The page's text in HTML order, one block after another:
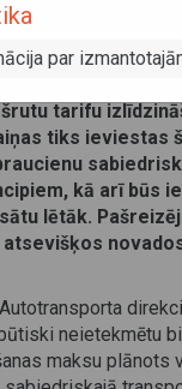
tarifu
tiks ieviestas
kā arī būs
lētāk.
neietekmētu
maksu plānots
par